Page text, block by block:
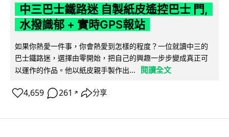
中三巴士鐵路迷 自製紙皮遙控巴士 門,
水撥識郁 + 實時GPS報站
如果你熱愛一件事，你會熱愛到怎樣的程度？一位就讀中三的
巴士鐵路迷，選擇由零開始，把自己的興趣一步步變成真正可
以運作的作品。他以紙皮親手製作出...
閱讀全文
4,659 261 ↗ 分享